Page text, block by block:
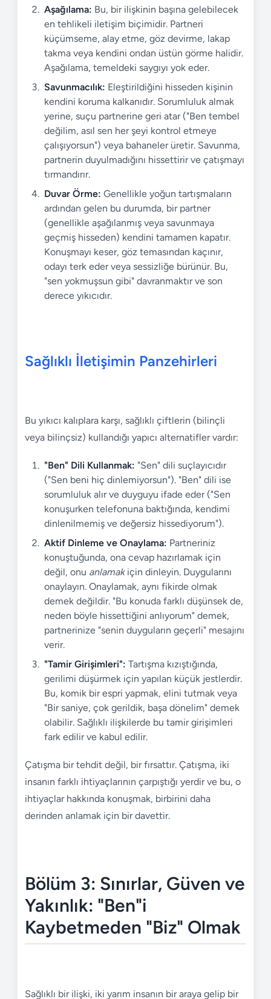
Aşağılama: Bu, bir ilişkinin başına gelebilecek
en tehlikeli iletişim biçimidir. Partneri
küçümseme, alay etme, göz devirme, lakap
takma veya kendini ondan üstün görme halidir.
Aşağılama, temeldeki saygıyı yok eder.
Savunmacılık: Eleştirildiğini hisseden kişinin
kendini koruma kalkanıdır. Sorumluluk almak
yerine, suçu partnerine geri atar ("Ben tembel
değilim, asıl sen her şeyi kontrol etmeye
çalışıyorsun") veya bahaneler üretir. Savunma,
partnerin duyulmadığını hissettirir ve çatışmayı
tırmandırır.
Duvar Örme: Genellikle yoğun tartışmaların
ardından gelen bu durumda, bir partner
(genellikle aşağılanmış veya savunmaya
geçmiş hisseden) kendini tamamen kapatır.
Konuşmayı keser, göz temasından kaçınır,
odayı terk eder veya sessizliğe bürünür. Bu,
"sen yokmuşsun gibi" davranmaktır ve son
derece yıkıcıdır.
Sağlıklı İletişimin Panzehirleri
Bu yıkıcı kalıplara karşı, sağlıklı çiftlerin (bilinçli
veya bilinçsiz) kullandığı yapıcı alternatifler vardır:
"Ben" Dili Kullanmak: "Sen" dili suçlayıcıdır
("Sen beni hiç dinlemiyorsun"). "Ben" dili ise
sorumluluk alır ve duyguyu ifade eder ("Sen
konuşurken telefonuna baktığında, kendimi
dinlenilmemiş ve değersiz hissediyorum").
Aktif Dinleme ve Onaylama: Partneriniz
konuştuğunda, ona cevap hazırlamak için
değil, onu anlamakiçin dinleyin. Duygularını
onaylayın. Onaylamak, aynı fikirde olmak
demek değildir. "Bu konuda farklı düşünsek de,
neden böyle hissettiğini anlıyorum" demek,
partnerinize "senin duyguların geçerli" mesajını
verir.
"Tamir Girişimleri": Tartışma kızıştığında,
gerilimi düşürmek için yapılan küçük jestlerdir.
Bu, komik bir espri yapmak, elini tutmak veya
"Bir saniye, çok gerildik, başa dönelim" demek
olabilir. Sağlıklı ilişkilerde bu tamir girişimleri
fark edilir ve kabul edilir.
Çatışma bir tehdit değil, bir fırsattır. Çatışma, iki
insanın farklı ihtiyaçlarının çarpıştığı yerdir ve bu, o
ihtiyaçlar hakkında konuşmak, birbirini daha
derinden anlamak için bir davettir.
Bölüm 3: Sınırlar, Güven ve
Yakınlık: "Ben"i
Kaybetmeden "Biz" Olmak
Sağlıklı bir ilişki, iki yarım insanın bir araya gelip bir